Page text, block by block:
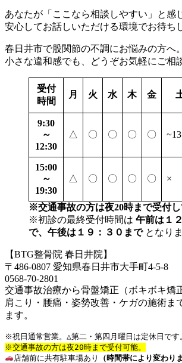
あなたが「ここなら相談しやすい」と感
安心してお話しいただける環境でお待ち
春日井市で股関節の不調にお悩みの方へ。
小さな違和感でも、どうぞお気軽にご相
受付
時間
月 火 水 木 金
9:30
～
12:30
△ 〇 〇 〇 〇
15:00
～
19:30
△ 〇 〇 〇 〇 ×
※交通事故の方は夜20時まで受付し
※初診の最終受付時間は 午前は１
で、午後は１９：３０までとなり
【BTG整骨院 春日井院】
〒486-0807 愛知県春日井市大手町4-5-8
0568-70-2801
交通事故治療から骨盤矯正（ボキボキ矯
肩こり・腰痛・姿勢改善・ケガの施術ま
ます。
※祝日通常営業。△第二・第四月曜日は定休日です
※交通事故の方は夜20時まで受付可能。
店舗前に共有駐車場あり
（時間帯により変わり